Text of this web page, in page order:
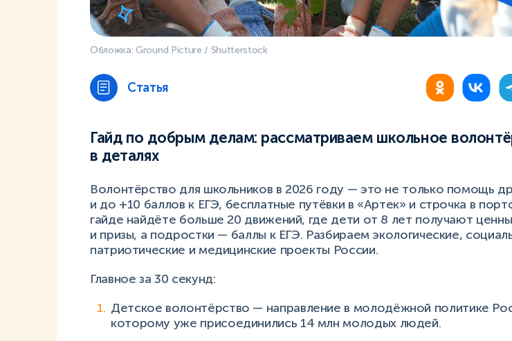
Обложка: Ground Picture / Shutterstock
Статья
Гайд по добрым делам: рассматриваем школьное
в деталях
Волонтёрство для школьников в 2026 году — это не только помощь
и до +10 баллов к ЕГЭ, бесплатные путёвки в «Артек» и строчка в
гайде найдёте больше 20 движений, где дети от 8 лет получают
и призы, а подростки — баллы к ЕГЭ. Разбираем экологические,
патриотические и медицинские проекты России.
Главное за 30 секунд:
Детское волонтёрство — направление в молодёжной политике
которому уже присоединились 14 млн молодых людей.